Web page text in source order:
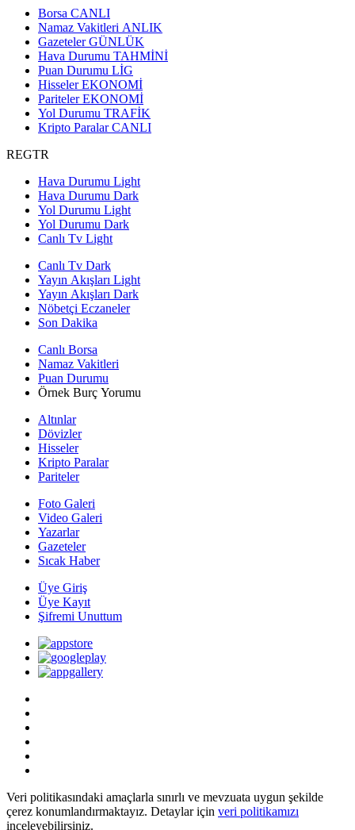
Borsa CANLI
Namaz Vakitleri ANLIK
GazetelerGÜNLÜK
Hava Durumu TAHMİNİ
Puan Durumu LİG
HisselerEKONOMİ
ParitelerEKONOMİ
Yol Durumu TRAFİK
Kripto ParalarCANLI
REGTR
Hava Durumu Light
Hava Durumu Dark
Yol Durumu Light
Yol Durumu Dark
Canlı Tv Light
Canlı Tv Dark
Yayın Akışları Light
Yayın Akışları Dark
Nöbetçi Eczaneler
Son Dakika
Canlı Borsa
Namaz Vakitleri
Puan Durumu
Örnek Burç Yorumu
Altınlar
Dövizler
Hisseler
Kripto Paralar
Pariteler
Foto Galeri
Video Galeri
Yazarlar
Gazeteler
Sıcak Haber
Üye Giriş
Üye Kayıt
Şifremi Unuttum
Veri politikasındaki amaçlarla sınırlı ve mevzuata uygun şekilde
çerez konumlandırmaktayız. Detaylar için veri politikamızı
inceleyebilirsiniz.